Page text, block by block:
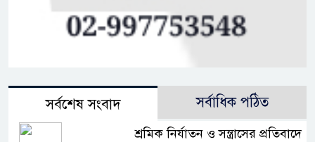
সর্বশেষ সংবাদ সর্বাধিক পঠিত
শ্রমিক নির্যাতন ও সন্ত্রাসের প্রতিবাদে